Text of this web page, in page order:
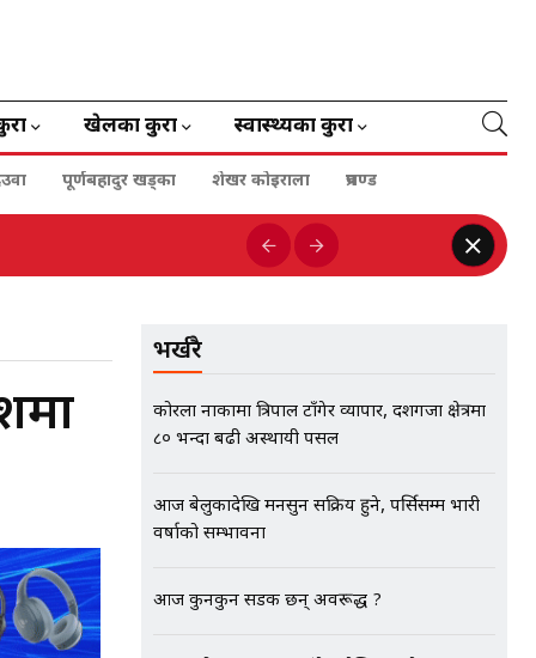
खेलका कुरा स्वास्थ्यका कुरा
पूर्णबहादुर खड्का शेखर कोइराला प्रचण्ड
भर्खरै
कोरला नाकामा त्रिपाल टाँगेर व्यापार, दशगजा क्षेत्रमा
८० भन्दा बढी अस्थायी पसल
आज बेलुकादेखि मनसुन सक्रिय हुने, पर्सिसम्म भारी
वर्षाको सम्भावना
आज कुनकुन सडक छन् अवरूद्ध ?